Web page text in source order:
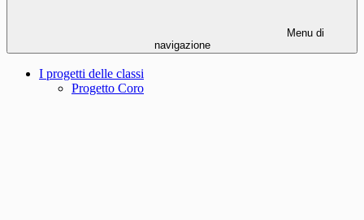
Menu di
navigazione
I progetti delle classi
Progetto Coro